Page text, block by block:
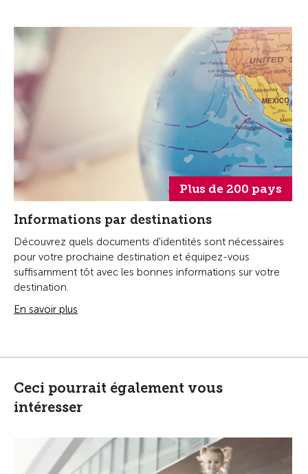
Plus de 200 pays
Informations par destinations
Découvrez quels documents d'identités sont nécessaires
pour votre prochaine destination et équipez-vous
suffisamment tôt avec les bonnes informations sur votre
destination.
En savoir plus
Ceci pourrait également vous
intéresser